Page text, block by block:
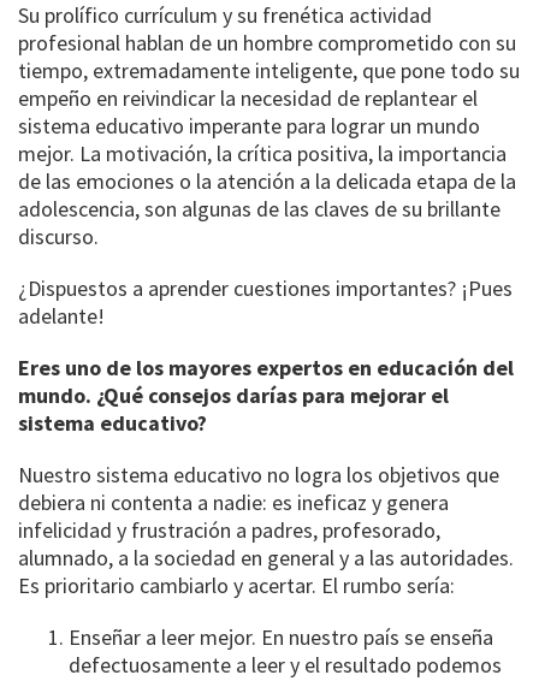
Su prolífico currículum y su frenética actividad
profesional hablan de un hombre comprometido con su
tiempo, extremadamente inteligente, que pone todo su
empeño en reivindicar la necesidad de replantear el
sistema educativo imperante para lograr un mundo
mejor. La motivación, la crítica positiva, la importancia
de las emociones o la atención a la delicada etapa de la
adolescencia, son algunas de las claves de su brillante
discurso.
¿Dispuestos a aprender cuestiones importantes? ¡Pues
adelante!
Eres uno de los mayores expertos en educación del
mundo. ¿Qué consejos darías para mejorar el
sistema educativo?
Nuestro sistema educativo no logra los objetivos que
debiera ni contenta a nadie: es ineficaz y genera
infelicidad y frustración a padres, profesorado,
alumnado, a la sociedad en general y a las autoridades.
Es prioritario cambiarlo y acertar. El rumbo sería:
Enseñar a leer mejor. En nuestro país se enseña
defectuosamente a leer y el resultado podemos